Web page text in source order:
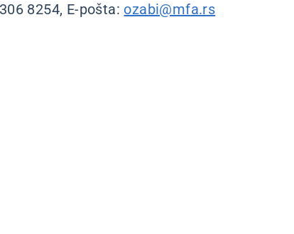
8254, E-pošta: ozabi@mfa.rs